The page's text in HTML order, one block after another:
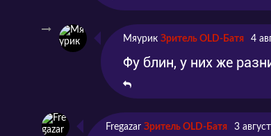
Мяурик Зритель OLD-Батя 4
Фу блин, у них же
Fregazar Зритель OLD-Батя 3